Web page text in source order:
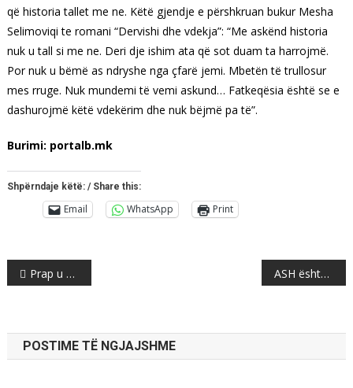
që historia tallet me ne. Këtë gjendje e përshkruan bukur Mesha
Selimoviqi te romani “Dervishi dhe vdekja”: “Me askënd historia
nuk u tall si me ne. Deri dje ishim ata që sot duam ta harrojmë.
Por nuk u bëmë as ndryshe nga çfarë jemi. Mbetën të trullosur
mes rruge. Nuk mundemi të vemi askund… Fatkeqësia është se e
dashurojmë këtë vdekërim dhe nuk bëjmë pa të”.
Burimi: portalb.mk
Shpërndaje këtë: / Share this:
Email WhatsApp Print
Post
navigation
Prap u gëzuam para kohe? Pas Jankullovskës, lirohet edhe Elizabeta Kançevska-Milevska! ASH është parti e madhe, prej shtatorit do ketë prurje dhe aderime të reja
POSTIME TË NGJAJSHME